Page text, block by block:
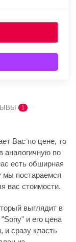
1
Вас по цене, то
аналогичную по
есть обширная
мы постараемся
вас стоимости.
выглядит в
и его цена
и сразу класть